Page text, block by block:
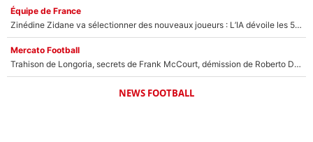
Équipe de France
Zinédine Zidane va sélectionner des nouveaux joueurs : L’IA dévoile les 5 cracks qui pourraient rapidement le rejoindre en équipe de France !
Mercato Football
Trahison de Longoria, secrets de Frank McCourt, démission de Roberto De Zerbi : Medhi Benatia se lâche sur son départ de l'OM et fait d'importantes révélations
NEWS FOOTBALL